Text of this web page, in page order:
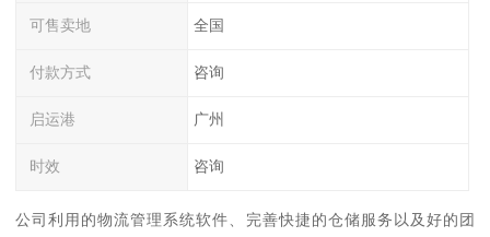
可售卖地 全国
付款方式 咨询
启运港 广州
时效 咨询
公司利用的物流管理系统软件、完善快捷的仓储服务以及好的团